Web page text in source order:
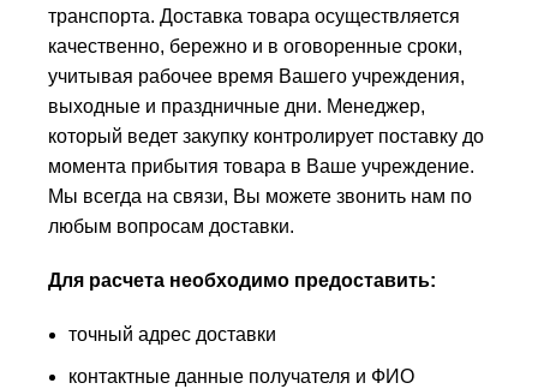
транспорта. Доставка товара осуществляется
качественно, бережно и в оговоренные сроки,
учитывая рабочее время Вашего учреждения,
выходные и праздничные дни. Менеджер,
который ведет закупку контролирует поставку до
момента прибытия товара в Ваше учреждение.
Мы всегда на связи, Вы можете звонить нам по
любым вопросам доставки.
Для расчета необходимо предоставить:
точный адрес доставки
контактные данные получателя и ФИО